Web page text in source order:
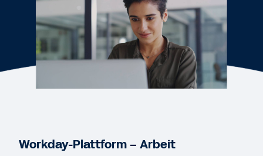
2025 Gartner® Magic Quadrant™ for Cloud ERP for
Service-Centric Enterprises
Workday-Plattform – Arbeit